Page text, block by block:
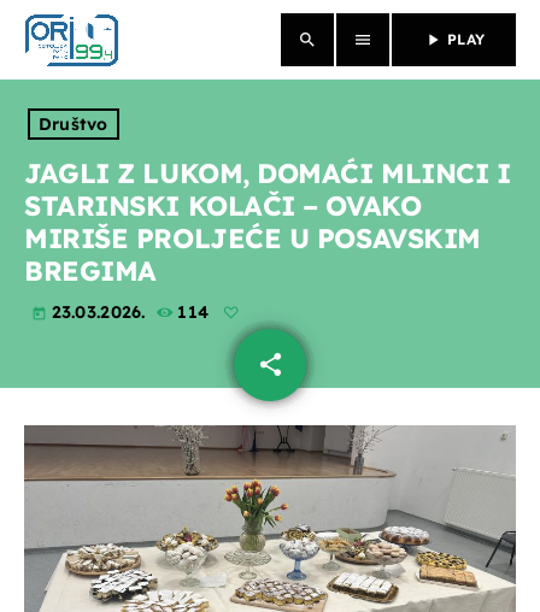
search menu play_arrow PLAY
close
O NAMA
VIJESTI
PROPUSTILI STE
EMISIJE
UPRAVO ETERU
Društvo
JAGLI Z LUKOM, DOMAĆI MLINCI I
STARINSKI KOLAČI – OVAKO
MIRIŠE PROLJEĆE U POSAVSKIM
BREGIMA
today 23.03.2026. 114
share
email